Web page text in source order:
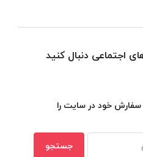
اجتماعی دنبال کنید
خود در سایت را